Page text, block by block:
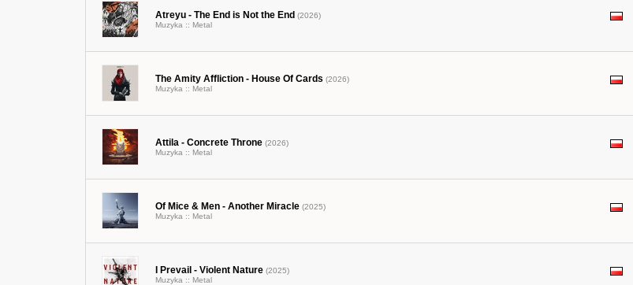
Atreyu - The End is Not the End (2026)
Muzyka :: Metal
The Amity Affliction - House Of Cards (2026)
Muzyka :: Metal
Attila - Concrete Throne (2026)
Muzyka :: Metal
Of Mice & Men - Another Miracle (2025)
Muzyka :: Metal
I Prevail - Violent Nature (2025)
Muzyka :: Metal